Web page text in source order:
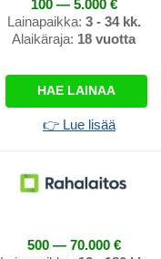
100 — 5.000 €
Lainapaikka: 3 - 34 kk.
Alaikäraja: 18 vuotta
HAE LAINAA
👉 Lue lisää
500 — 70.000 €